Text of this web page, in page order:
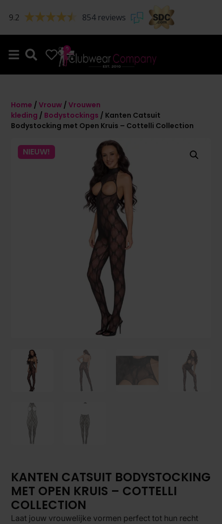
9.2 854 reviews
0 0
Home /Vrouw /Vrouwen
kleding / Bodystockings / Kanten Catsuit
Bodystocking met Open Kruis – Cottelli Collection
NIEUW!
KANTEN CATSUIT BODYSTOCKING
MET OPEN KRUIS – COTTELLI
COLLECTION
Laat jouw vrouwelijke vormen perfect tot hun recht